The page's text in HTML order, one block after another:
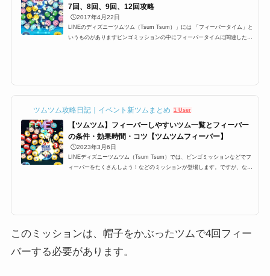
7回、8回、9回、12回攻略
🕒️2017年4月22日
LINEのディズニーツムツム（Tsum Tsum）」には 「フィーバータイム」と
いうものがありますビンゴミッションの中にフィーバータイムに関連したミ
ツムツム攻略日記｜イベント新ツムまとめ 1 User
【ツムツム】フィーバーしやすいツム一覧とフィーバー
の条件・効果時間・コツ【ツムツムフィーバー】
🕒️2023年3月6日
LINEディズニーツムツム（Tsum Tsum）では、ビンゴミッションなどでフ
ィーバーをたくさんしよう！などのミッションが登場します。ですが、なか
らに、ビンゴミッションやイベ...
このミッションは、帽子をかぶったツムで4回フィー
バーする必要があります。